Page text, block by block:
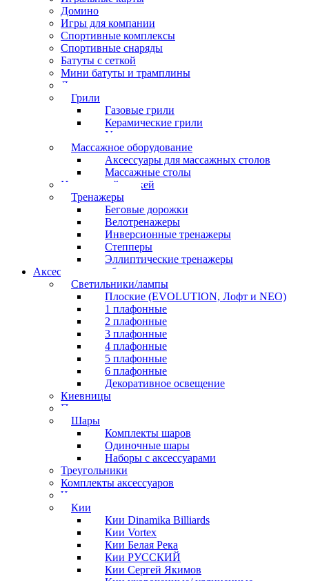
Домино
Игры для компании
Спортивные комплексы
Спортивные снаряды
Батуты с сеткой
Мини батуты и трамплины
Дартс
Грили
Газовые грили
Керамические грили
Угольные грили
Массажное оборудование
Аксессуары для массажных столов
Массажные столы
Настольный хоккей
Тренажеры
Беговые дорожки
Велотренажеры
Инверсионные тренажеры
Степперы
Эллиптические тренажеры
Аксессуары для бильярда
Светильники/лампы
Плоские (EVOLUTION, Лофт и NEO)
1 плафонные
2 плафонные
3 плафонные
4 плафонные
5 плафонные
6 плафонные
Декоративное освещение
Киевницы
Полочки
Шары
Комплекты шаров
Одиночные шары
Наборы с аксессуарами
Треугольники
Комплекты аксессуаров
Часы
Кии
Кии Dinamika Billiards
Кии Vortex
Кии Белая Река
Кии РУССКИЙ
Кии Сергей Якимов